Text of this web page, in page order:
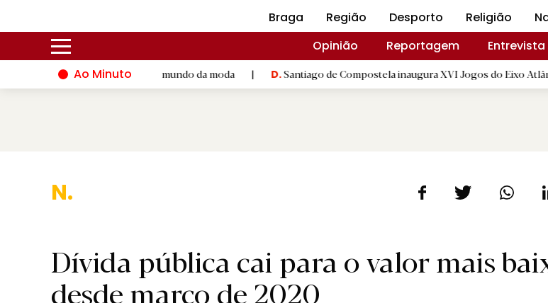
Braga Região Desporto Religião
Opinião
Reportagem Entrevista
Ao Minuto
e à inovação do mundo da moda | D.Santiago de Compostela inaugura XVI Jogos do Eixo Atlântico com
Naci
Dívida pública cai para o valor mais
desde março de 2020